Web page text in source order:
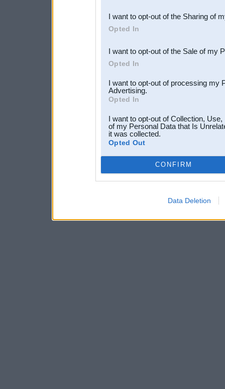
Downstream Participants
third parties.
I want to opt-out of the Sharing of
Opted In
I want to opt-out of the Sale of my
Opted In
I want to opt-out of processing my
Advertising.
Opted In
I want to opt-out of Collection,
of my Personal Data that Is
it was collected.
Opted Out
CONFIRM
Data Deletion